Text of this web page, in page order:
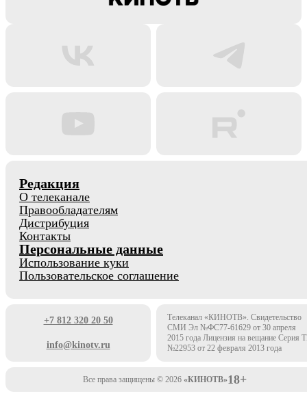
Редакция
О телеканале
Правообладателям
Дистрибуция
Контакты
Персональные данные
Использование куки
Пользовательское соглашение
+7 812 320 20 50
info@kinotv.ru
Телеканал «КИНОТВ». Свидетельство
СМИ Эл №ФС77-61629 от 30 апреля
2015 года Лицензия на вещание Серия
№22953 от 22 февраля 2013 года
Все права защищены © 2026 «КИНОТВ»18+